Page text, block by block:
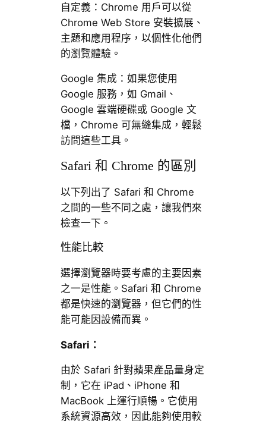
自定義：Chrome 用戶可以從
Chrome Web Store 安裝擴展、
主題和應用程序，以個性化他們
的瀏覽體驗。
Google 集成：如果您使用
Google 服務，如 Gmail、
Google 雲端硬碟或 Google 文
檔，Chrome 可無縫集成，輕鬆
訪問這些工具。
Safari 和 Chrome 的區別
以下列出了 Safari 和 Chrome
之間的一些不同之處，讓我們來
檢查一下。
性能比較
選擇瀏覽器時要考慮的主要因素
之一是性能。Safari 和 Chrome
都是快速的瀏覽器，但它們的性
能可能因設備而異。
Safari：
由於 Safari 針對蘋果產品量身定
制，它在 iPad、iPhone 和
MacBook 上運行順暢。它使用
系統資源高效，因此能夠使用較